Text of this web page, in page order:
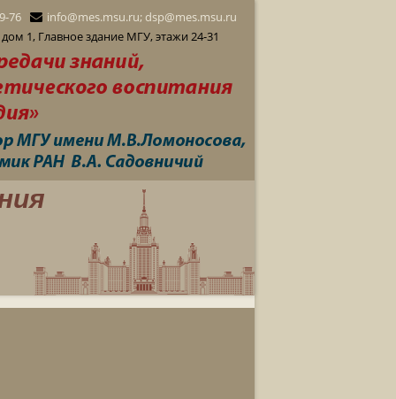
76
info@mes.msu.ru; dsp@mes.msu.ru
1, Главное здание МГУ, этажи 24-31